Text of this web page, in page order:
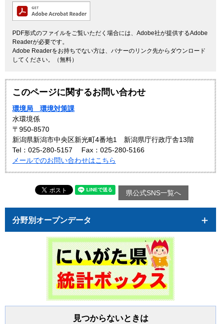
PDF形式のファイルをご覧いただく場合には、Adobe社が提供するAdobe
Readerが必要です。
Adobe Readerをお持ちでない方は、バナーのリンク先からダウンロード
してください。（無料）
このページに関するお問い合わせ
環境局 環境対策課
水環境係
〒950-8570
新潟県新潟市中央区新光町4番地1 新潟県庁行政庁舎13階
Tel：025-280-5157
Fax：025-280-5166
メールでのお問い合わせはこちら
県公式SNS一覧へ
分野別オープンデータ
見つからないときは